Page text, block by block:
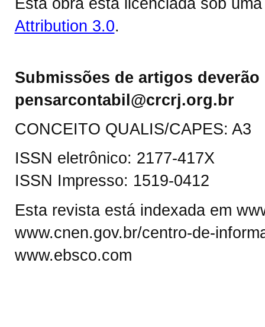
Attribution 3.0.
Submissões de artigos
pensarcontabil@crcrj.org.br
CONCEITO QUALIS/CAPES: A3
ISSN eletrônico: 2177-417X
ISSN Impresso: 1519-0412
Esta revista está indexada em
www.cnen.gov.br/centro-de-
www.ebsco.com